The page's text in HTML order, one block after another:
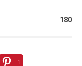
180
1